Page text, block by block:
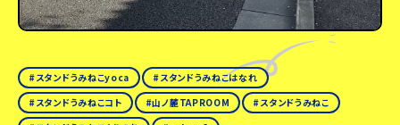
スタンドうみねこyoca
スタンドうみねこはなれ
スタンドうみねこコト
山ノ麓TAPROOM
スタンドうみねこ